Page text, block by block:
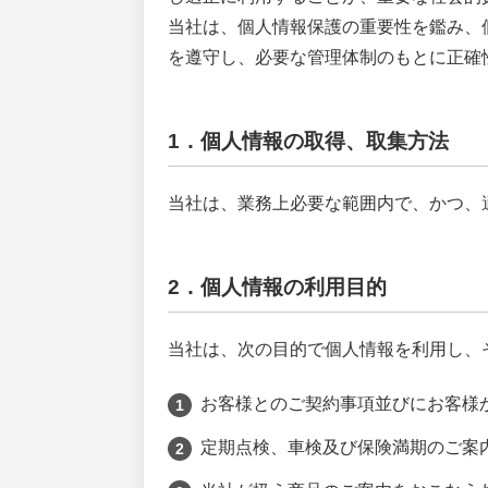
当社は、個人情報保護の重要性を鑑み
を遵守し、必要な管理体制のもとに正
1．個人情報の取得、取集方法
当社は、業務上必要な範囲内で、かつ
2．個人情報の利用目的
当社は、次の目的で個人情報を利用し
お客様とのご契約事項並びにお客
定期点検、車検及び保険満期のご案